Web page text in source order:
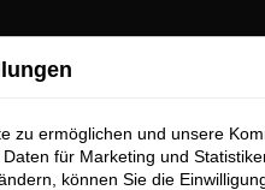
zu ermöglichen und unsere
für Marketing und
können Sie die